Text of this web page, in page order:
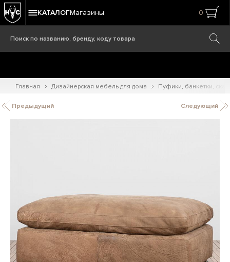
КАТАЛОГМагазины 0
Главная Дизайнерская мебель для дома Пуфики, банкетки,
Предыдущий Следующий